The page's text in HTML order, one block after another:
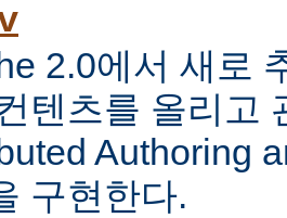
2.0에서 새로
텐츠를 올리고
Authoring
구현한다.